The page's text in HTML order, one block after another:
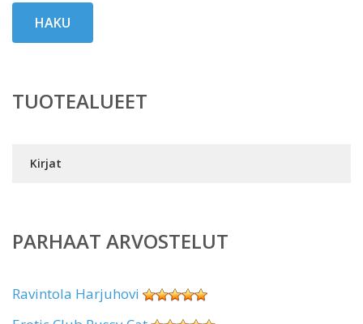
HAKU
TUOTEALUEET
Kirjat
PARHAAT ARVOSTELUT
Ravintola Harjuhovi